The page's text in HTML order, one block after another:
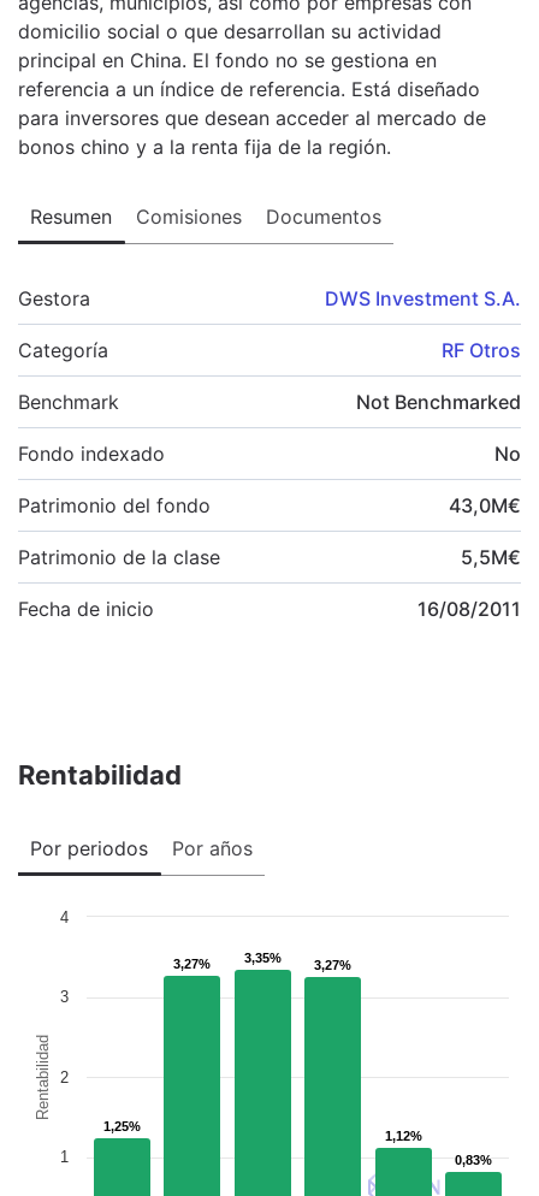
domicilio social o que desarrollan su actividad
principal en China. El fondo no se gestiona en
referencia a un índice de referencia. Está diseñado
para inversores que desean acceder al mercado de
bonos chino y a la renta fija de la región.
Resumen Comisiones Documentos
Gestora DWS Investment S.A.
Categoría RF Otros
Benchmark Not Benchmarked
Fondo indexado No
Patrimonio del fondo 43,0M€
Patrimonio de la clase 5,5M€
Fecha de inicio 16/08/2011
Rentabilidad
Por periodos Por años
Rentabilidad
1,25%
1,25%
3,27%
3,27% 3,35%
3,35% 3,27%
3,27%
1,12%
1,12%
0,83%
0,83%
1
2
3
4